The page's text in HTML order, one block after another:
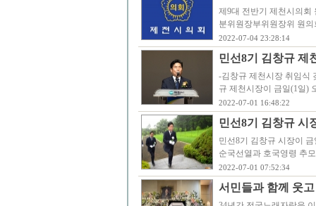
제9대 전반기 제천시의회
분위원장부위원장위 원
2022-07-04 23:28:14
민선8기 김창규 제
-김창규 제천시장 취임식
규 제천시장이 금일(1일)
2022-07-01 16:48:22
민선8기 김창규 시
민선8기 김창규 시장이
순국선열과 호국영령 추
2022-07-01 07:52:34
서민들과 함께 웃